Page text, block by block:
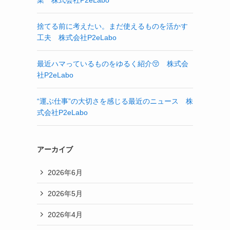
捨てる前に考えたい。まだ使えるものを活かす
工夫 株式会社P2eLabo
最近ハマっているものをゆるく紹介😚 株式会
社P2eLabo
“運ぶ仕事”の大切さを感じる最近のニュース 株
式会社P2eLabo
アーカイブ
2026年6月
2026年5月
2026年4月